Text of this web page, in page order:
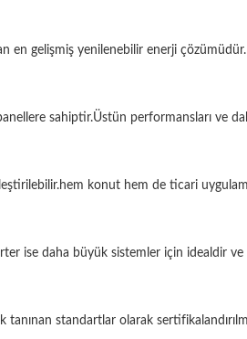
gelişmiş yenilenebilir enerji
sahiptir.Üstün performansları ve
konut hem de ticari
ise daha büyük sistemler için idealdir
standartlar olarak